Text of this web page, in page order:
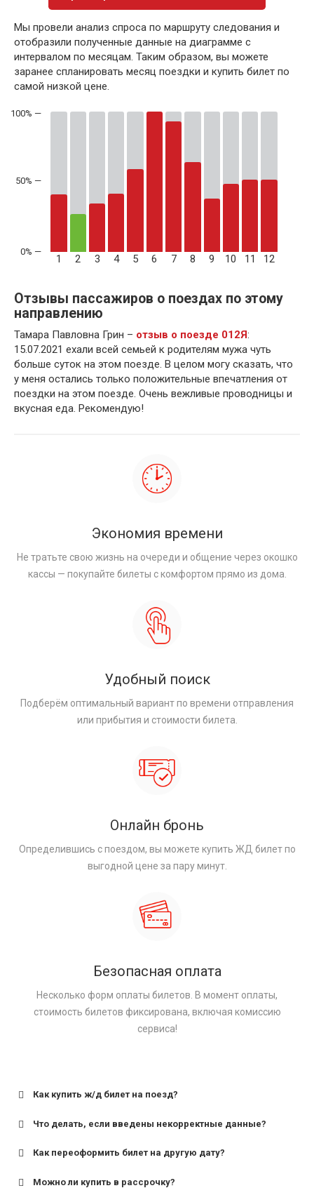
Мы провели анализ спроса по маршруту следования и
отобразили полученные данные на диаграмме с
интервалом по месяцам. Таким образом, вы можете
заранее спланировать месяц поездки и купить билет по
самой низкой цене.
50% —
1 2 3 4 5 6 7 8 9 10 11 12
Отзывы пассажиров о поездах по этому
направлению
Тамара Павловна Грин – отзыв о поезде 012Я:
15.07.2021 ехали всей семьей к родителям мужа чуть
больше суток на этом поезде. В целом могу сказать, что
у меня остались только положительные впечатления от
поездки на этом поезде. Очень вежливые проводницы и
вкусная еда. Рекомендую!
Экономия времени
Не тратьте свою жизнь на очереди и общение через окошко
кассы — покупайте билеты с комфортом прямо из дома.
Удобный поиск
Подберём оптимальный вариант по времени отправления
или прибытия и стоимости билета.
Онлайн бронь
Определившись с поездом, вы можете купить ЖД билет по
выгодной цене за пару минут.
Безопасная оплата
Несколько форм оплаты билетов. В момент оплаты,
стоимость билетов фиксирована, включая комиссию
сервиса!
Как купить ж/д билет на поезд?
Что делать, если введены некорректные данные?
Как переоформить билет на другую дату?
Можно ли купить в рассрочку?